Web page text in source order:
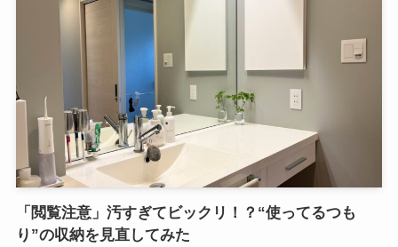
「閲覧注意」汚すぎてビックリ！？“使ってるつも
り”の収納を見直してみた